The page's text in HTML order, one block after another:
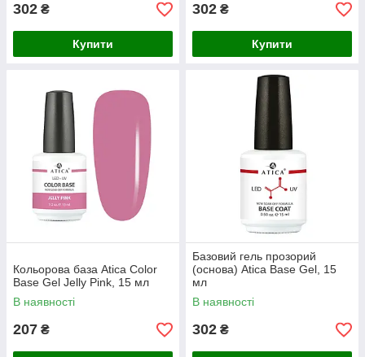
302 ₴
Купити
302 ₴
Купити
Кольорова база Atica Color
Base Gel Jelly Pink, 15 мл
В наявності
207 ₴
Базовий гель прозорий
(основа) Atica Base Gel, 15
мл
В наявності
302 ₴